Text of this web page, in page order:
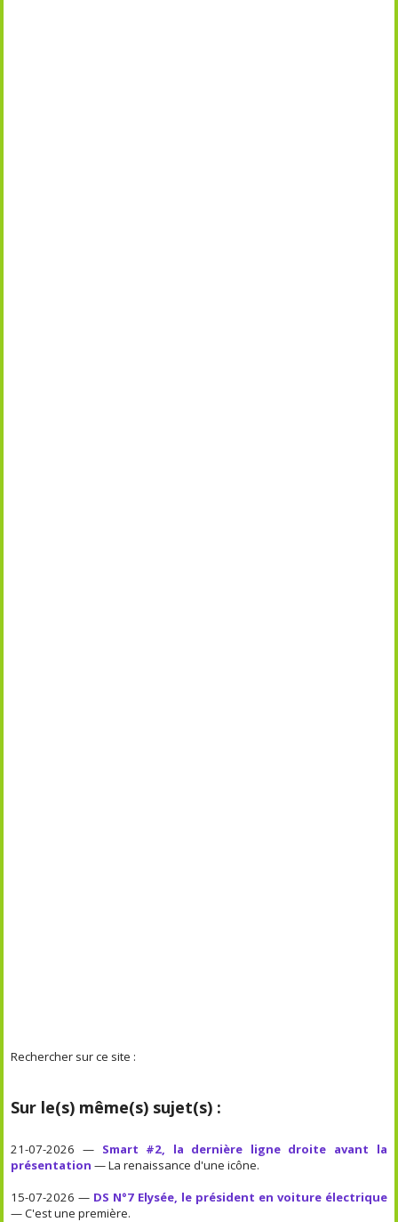
Rechercher sur ce site :
Sur le(s) même(s) sujet(s) :
21-07-2026 — Smart #2, la dernière ligne droite avant la
présentation — La renaissance d'une icône.
15-07-2026 — DS N°7 Elysée, le président en voiture électrique
— C'est une première.